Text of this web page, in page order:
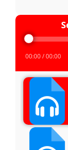
Tocador
áudio
00:00/00:00